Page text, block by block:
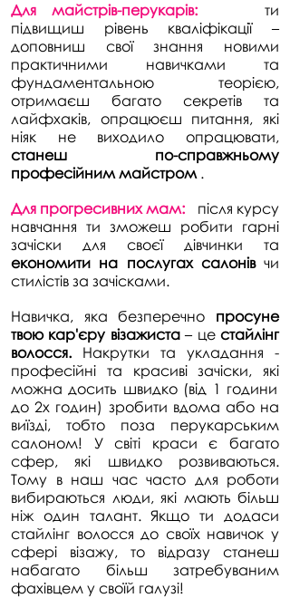
Для майстрів-перукарів:
ти
підвищиш рівень кваліфікації –
доповниш свої знання новими
практичними навичками та
фундаментальною теорією,
отримаєш багато секретів та
лайфхаків, опрацюєш питання, які
ніяк не виходило опрацювати,
станеш по-справжньому
професійним майстром.
Для прогресивних мам:
після курсу
навчання ти зможеш робити гарні
зачіски для своєї дівчинки та
економити на послугах салонівчи
стилістів за зачісками.
Навичка, яка безперечно просуне
твою кар'єру візажиста– цестайлінг
волосся. Накрутки та укладання -
професійні та красиві зачіски, які
можна досить швидко (від 1 години
до 2х годин) зробити вдома або на
виїзді, тобто поза перукарським
салоном! У світі краси є багато
сфер, які швидко розвиваються.
Тому в наш час часто для роботи
вибираються люди, які мають більш
ніж один талант. Якщо ти додаси
стайлінг волосся до своїх навичок у
сфері візажу, то відразу станеш
набагато більш затребуваним
фахівцем у своїй галузі!